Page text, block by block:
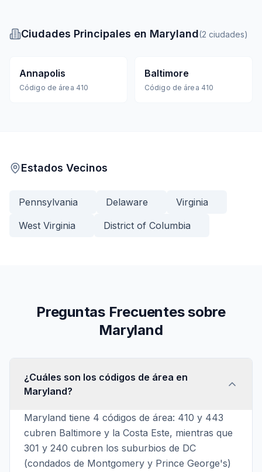
Ciudades Principales en Maryland(2 ciudades)
Annapolis
Código de área 410
Baltimore
Código de área 410
Estados Vecinos
Pennsylvania Delaware
Virginia
West Virginia
District of Columbia
Preguntas Frecuentes sobre
Maryland
¿Cuáles son los códigos de área en
Maryland?
Maryland tiene 4 códigos de área: 410 y 443
cubren Baltimore y la Costa Este, mientras que
301 y 240 cubren los suburbios de DC
(condados de Montgomery y Prince George's)